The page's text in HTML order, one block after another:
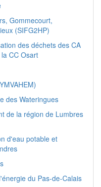
Gommecourt,
(SIFG2HP)
des déchets des CA
CC Osart
des Wateringues
de la région de Lumbres
d'eau potable et
du Pas-de-Calais